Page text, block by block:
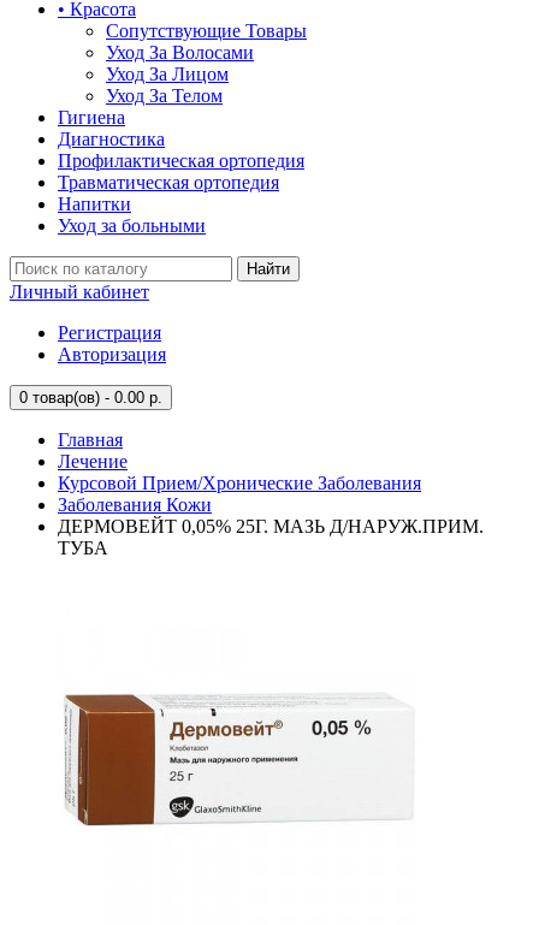
• Красота
Сопутствующие Товары
Уход За Волосами
Уход За Лицом
Уход За Телом
Гигиена
Диагностика
Профилактическая ортопедия
Травматическая ортопедия
Напитки
Уход за больными
Найти
Личный кабинет
Регистрация
Авторизация
0 товар(ов) - 0.00 р.
Главная
Лечение
Курсовой Прием/Хронические Заболевания
Заболевания Кожи
ДЕРМОВЕЙТ 0,05% 25Г. МАЗЬ Д/НАРУЖ.ПРИМ.
ТУБА